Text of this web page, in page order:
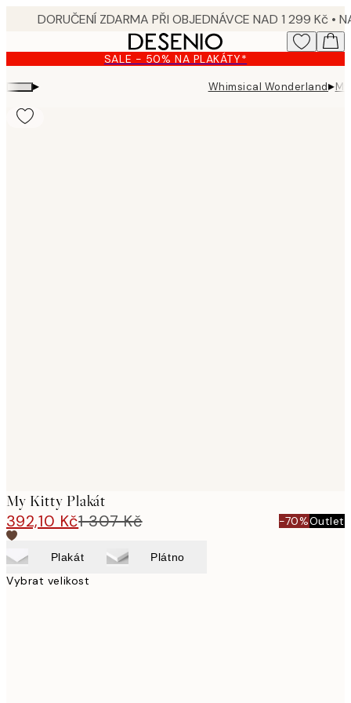
content.
SALE - 50% NA PLAKÁTY*
▸ Whimsical Wonderland▸
My Kitty Plakát
392,10 Kč1 307 Kč -70%Outlet
Plakát Plátno
Vybrat velikost